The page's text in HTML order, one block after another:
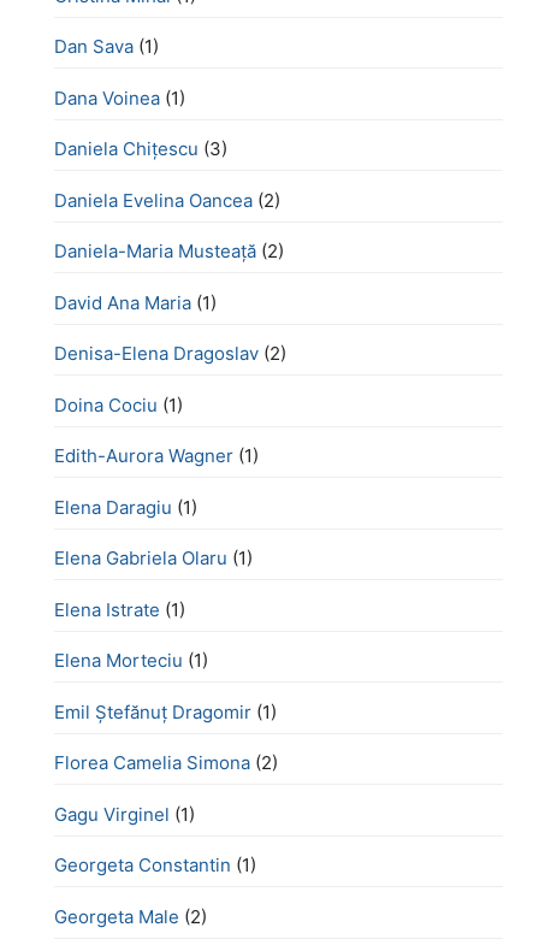
Dan Sava (1)
Dana Voinea (1)
Daniela Chițescu (3)
Daniela Evelina Oancea (2)
Daniela-Maria Musteață (2)
David Ana Maria (1)
Denisa-Elena Dragoslav (2)
Doina Cociu (1)
Edith-Aurora Wagner (1)
Elena Daragiu (1)
Elena Gabriela Olaru (1)
Elena Istrate (1)
Elena Morteciu (1)
Emil Ștefănuț Dragomir (1)
Florea Camelia Simona (2)
Gagu Virginel (1)
Georgeta Constantin (1)
Georgeta Male (2)